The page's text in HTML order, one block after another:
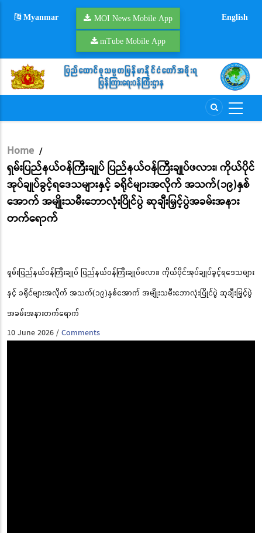
Myanmar MOI News Mobile App
mTube Mobile App
English
Breadcrumb
Home /
ရှမ်းပြည်နယ်ဝန်ကြီးချုပ် ပြည်နယ်ဝန်ကြီးချုပ်ဖလား၊ ကိုယ်ပိုင်
အုပ်ချုပ်ခွင့်ရဒေသများနှင့် ခရိုင်များအလိုက် အသက်(၁၉)နှစ်
အောက် အမျိုးသမီးဘောလုံးပြိုင်ပွဲ ဆုချီးမြှင့်ပွဲအခမ်းအနား
တက်ရောက်
ရှမ်းပြည်နယ်ဝန်ကြီးချုပ် ပြည်နယ်ဝန်ကြီးချုပ်ဖလား၊ ကိုယ်ပိုင်အုပ်ချုပ်ခွင့်ရဒေသများ
နှင့် ခရိုင်များအလိုက် အသက်(၁၉)နှစ်အောက် အမျိုးသမီးဘောလုံးပြိုင်ပွဲ ဆုချီးမြှင့်ပွဲ
အခမ်းအနားတက်ရောက်
10 June 2026/Comments